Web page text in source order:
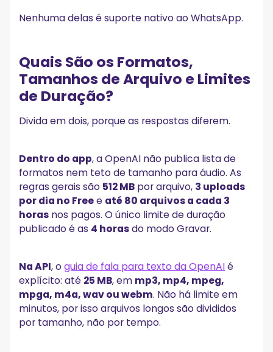
Nenhuma delas é suporte nativo ao WhatsApp.
Quais São os Formatos,
Tamanhos de Arquivo e Limites
de Duração?
Divida em dois, porque as respostas diferem.
Dentro do app, a OpenAI não publica lista de
formatos nem teto de tamanho para áudio. As
regras gerais são 512 MB por arquivo, 3 uploads
por dia no Freee até 80 arquivos a cada 3
horas nos pagos. O único limite de duração
publicado é as 4 horasdo modo Gravar.
Na API, oguia de fala para texto da OpenAIé
explícito: até 25 MB, em mp3, mp4, mpeg,
mpga, m4a, wav ou webm. Não há limite em
minutos, por isso arquivos longos são divididos
por tamanho, não por tempo.